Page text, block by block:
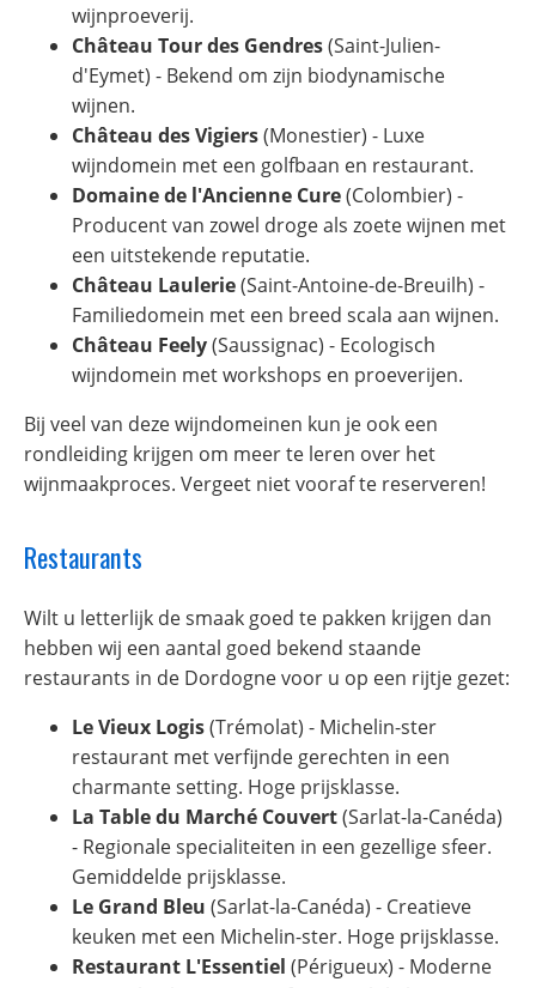
wijnproeverij.
Château Tour des Gendres(Saint-Julien-
d'Eymet) - Bekend om zijn biodynamische
wijnen.
Château des Vigiers(Monestier) - Luxe
wijndomein met een golfbaan en restaurant.
Domaine de l'Ancienne Cure(Colombier) -
Producent van zowel droge als zoete wijnen met
een uitstekende reputatie.
Château Laulerie(Saint-Antoine-de-Breuilh) -
Familiedomein met een breed scala aan wijnen.
Château Feely(Saussignac) - Ecologisch
wijndomein met workshops en proeverijen.
Bij veel van deze wijndomeinen kun je ook een
rondleiding krijgen om meer te leren over het
wijnmaakproces. Vergeet niet vooraf te reserveren!
Restaurants
Wilt u letterlijk de smaak goed te pakken krijgen dan
hebben wij een aantal goed bekend staande
restaurants in de Dordogne voor u op een rijtje gezet:
Le Vieux Logis(Trémolat) - Michelin-ster
restaurant met verfijnde gerechten in een
charmante setting. Hoge prijsklasse.
La Table du Marché Couvert(Sarlat-la-Canéda)
- Regionale specialiteiten in een gezellige sfeer.
Gemiddelde prijsklasse.
Le Grand Bleu (Sarlat-la-Canéda) - Creatieve
keuken met een Michelin-ster. Hoge prijsklasse.
Restaurant L'Essentiel (Périgueux) - Moderne